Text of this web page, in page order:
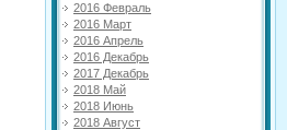
2016 Февраль
2016 Март
2016 Апрель
2016 Декабрь
2017 Декабрь
2018 Май
2018 Июнь
2018 Август